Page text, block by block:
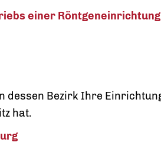
einer
dessen Bezirk Ihre
hat.